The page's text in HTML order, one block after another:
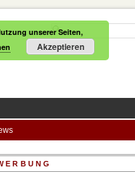
unserer Seiten,
Akzeptieren